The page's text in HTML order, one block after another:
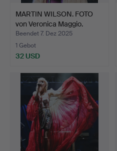
MARTIN WILSON. FOTO
von Veronica Maggio.
Beendet 7. Dez 2025
1 Gebot
32 USD